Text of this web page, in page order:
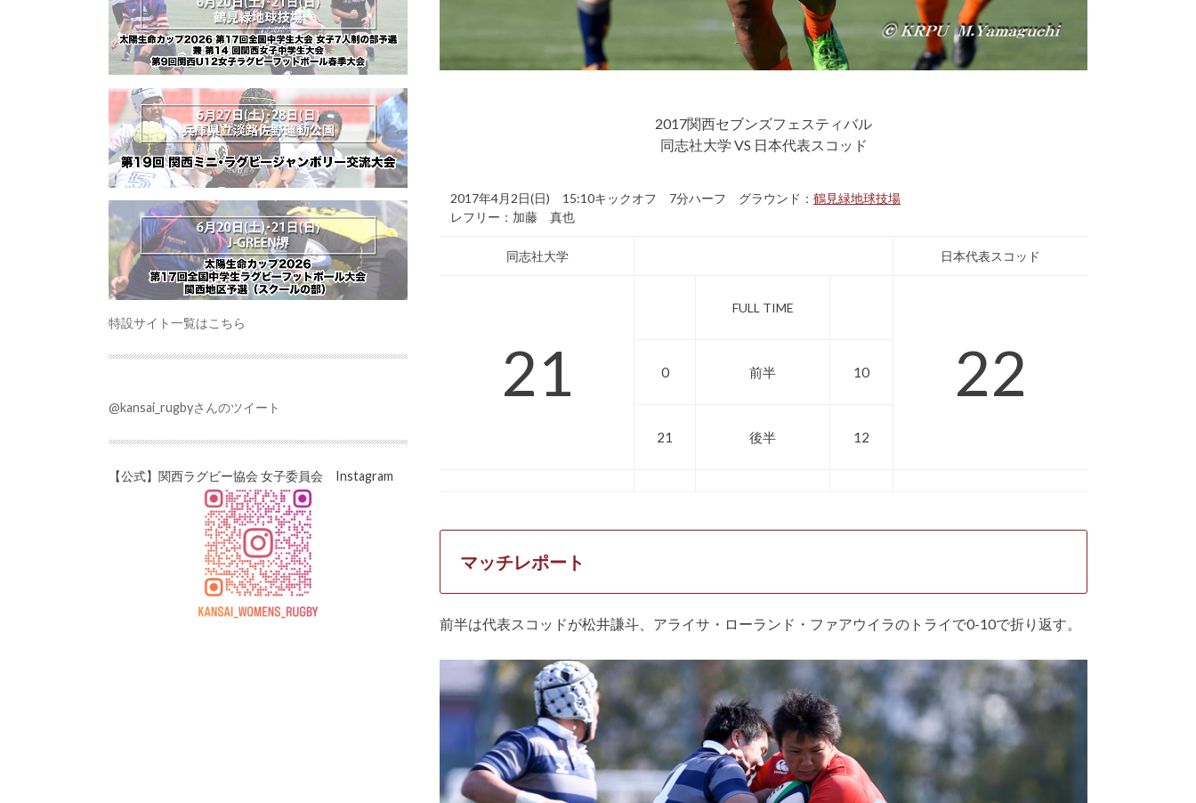
2017関西セブンズフェスティバル
同志社大学 VS 日本代表スコッド
2017年4月2日(日) 15:10キックオフ 7分ハーフ グラウンド：鶴見緑地球技場
レフリー：加藤 真也
同志社大学 日本代表スコッド
21
FULL TIME
22
0 前半 10
21 後半 12
マッチレポート
前半は代表スコッドが松井謙斗、アライサ・ローランド・ファアウイラのトライで0-10で折り返す。
特設サイト一覧はこちら
@kansai_rugbyさんのツイート
【公式】関西ラグビー協会 女子委員会 Instagram